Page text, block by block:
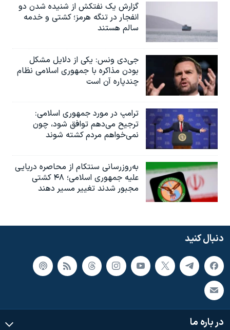
گزارش یک نفتکش از شنیده شدن دو
انفجار در تنگه هرمز؛ کشتی و خدمه
سالم هستند
جی‌دی ونس: یکی از دلایل مشکل
بودن مذاکره با جمهوری اسلامی نظام
چندپاره آن است
ترامپ در مورد جمهوری اسلامی:
ترجیح می‌دهم توافق شود، چون
نمی‌خواهم مردم کشته شوند
به‌روزرسانی سنتکام از محاصره دریایی
علیه جمهوری اسلامی؛ ۴۸ کشتی
مجبور شدند تغییر مسیر دهند
دنبال کنید
در باره ما